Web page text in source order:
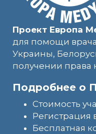
Проект Европа
для помощи
Украины,
получении права
Подробнее о
Стоимость
Регистрация
Бесплатная